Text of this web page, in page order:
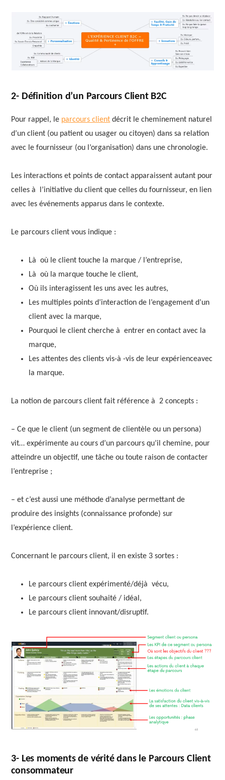
2- Définition d’un Parcours Client B2C
Pour rappel, le parcours client décrit le cheminement naturel
d’un client (ou patient ou usager ou citoyen) dans sa relation
avec le fournisseur (ou l’organisation) dans une chronologie.
Les interactions et points de contact apparaissent autant pour
celles à l’initiative du client que celles du fournisseur, en lien
avec les événements apparus dans le contexte.
Le parcours client vous indique :
Là où le client touche la marque / l’entreprise,
Là où la marque touche le client,
Où ils interagissent les uns avec les autres,
Les multiples points d’interaction de l’engagement d’un
client avec la marque,
Pourquoi le client cherche à entrer en contact avec la
marque,
Les attentes des clients vis-à -vis de leur expérienceavec
la marque.
La notion de parcours client fait référence à 2 concepts :
– Ce que le client (un segment de clientèle ou un persona)
vit… expérimente au cours d’un parcours qu’il chemine, pour
atteindre un objectif, une tâche ou toute raison de contacter
l’entreprise ;
– et c’est aussi une méthode d’analyse permettant de
produire des insights (connaissance profonde) sur
l’expérience client.
Concernant le parcours client, il en existe 3 sortes :
Le parcours client expérimenté/déjà vécu,
Le parcours client souhaité / idéal,
Le parcours client innovant/disruptif.
3- Les moments de vérité dans le Parcours Client
consommateur